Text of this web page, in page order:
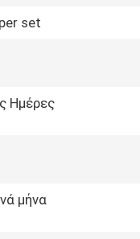
set
Ημέρες
μήνα